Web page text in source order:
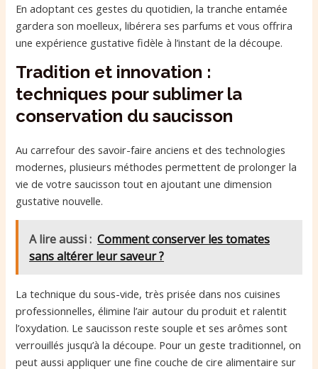
En adoptant ces gestes du quotidien, la tranche entamée
gardera son moelleux, libérera ses parfums et vous offrira
une expérience gustative fidèle à l’instant de la découpe.
Tradition et innovation :
techniques pour sublimer la
conservation du saucisson
Au carrefour des savoir-faire anciens et des technologies
modernes, plusieurs méthodes permettent de prolonger la
vie de votre saucisson tout en ajoutant une dimension
gustative nouvelle.
A lire aussi : Comment conserver les tomates
sans altérer leur saveur ?
La technique du sous-vide, très prisée dans nos cuisines
professionnelles, élimine l’air autour du produit et ralentit
l’oxydation. Le saucisson reste souple et ses arômes sont
verrouillés jusqu’à la découpe. Pour un geste traditionnel, on
peut aussi appliquer une fine couche de cire alimentaire sur